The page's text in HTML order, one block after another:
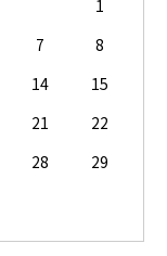
1
7
8
14
15
21
22
28
29